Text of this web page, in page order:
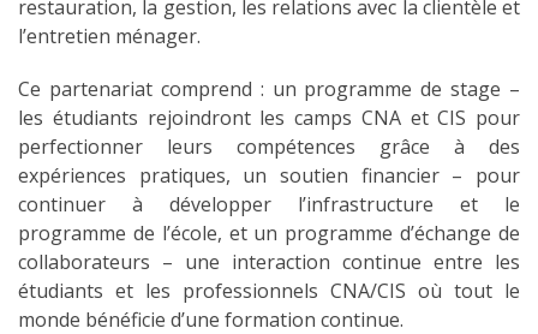
restauration, la gestion, les relations avec la clientèle et
l’entretien ménager.
Ce partenariat comprend : un programme de stage –
les étudiants rejoindront les camps CNA et CIS pour
perfectionner leurs compétences grâce à des
expériences pratiques, un soutien financier – pour
continuer à développer l’infrastructure et le
programme de l’école, et un programme d’échange de
collaborateurs – une interaction continue entre les
étudiants et les professionnels CNA/CIS où tout le
monde bénéficie d’une formation continue.